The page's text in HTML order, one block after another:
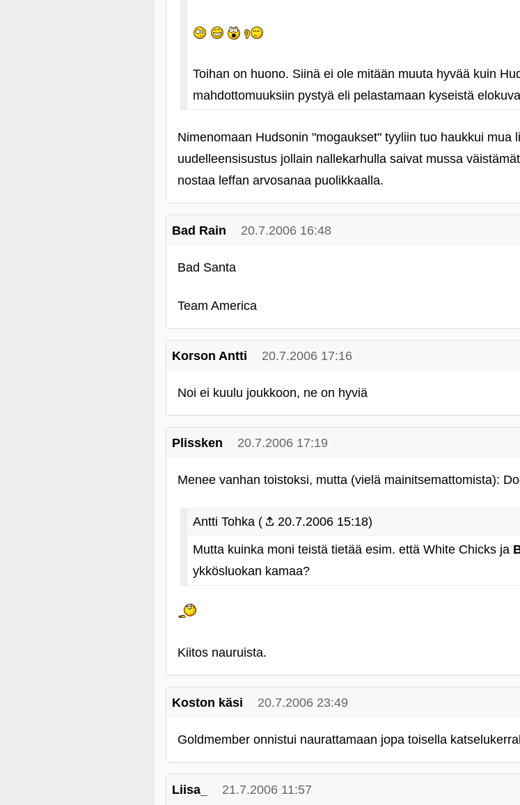
Toihan on huono. Siinä ei ole mitään muuta hyvää kuin
mahdottomuuksiin pystyä eli pelastamaan kyseistä
Nimenomaan Hudsonin "mogaukset" tyyliin tuo haukkui mua
uudelleensisustus jollain nallekarhulla saivat mussa
nostaa leffan arvosanaa puolikkaalla.
Bad Rain 20.7.2006 16:48
Bad Santa
Team America
Korson Antti 20.7.2006 17:16
Noi ei kuulu joukkoon, ne on hyviä
Plissken 20.7.2006 17:19
Menee vanhan toistoksi, mutta (vielä mainitsemattomista):
Antti Tohka (
20.7.2006 15:18)
Mutta kuinka moni teistä tietää esim. että White Chicks ja
ykkösluokan kamaa?
Kiitos nauruista.
Koston käsi 20.7.2006 23:49
Goldmember onnistui naurattamaan jopa toisella
Liisa_ 21.7.2006 11:57